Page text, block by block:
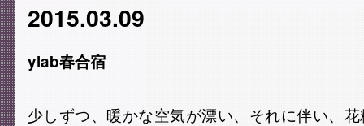
2015.03.09
ylab春合宿
少しずつ、暖かな空気が漂い、それに伴い、